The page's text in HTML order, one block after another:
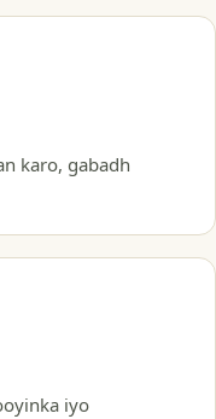
karo, gabadh
iyo